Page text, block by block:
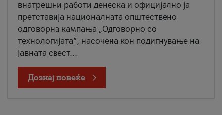
внатрешни работи денеска и официјално ја
претставија националната општествено
одговорна кампања „Одговорно со
технологијата“, насочена кон подигнување на
јавната свест...
Дознај повеќе